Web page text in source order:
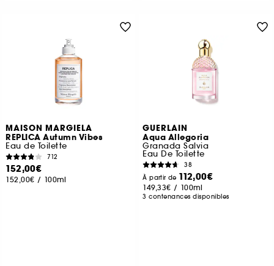
MAISON MARGIELA
REPLICA Autumn Vibes
Eau de Toilette
712
152,00€
152,00€ / 100ml
GUERLAIN
Aqua Allegoria
Granada Salvia
Eau De Toilette
38
À partir de 112,00€
149,33€ / 100ml
3 contenances disponibles